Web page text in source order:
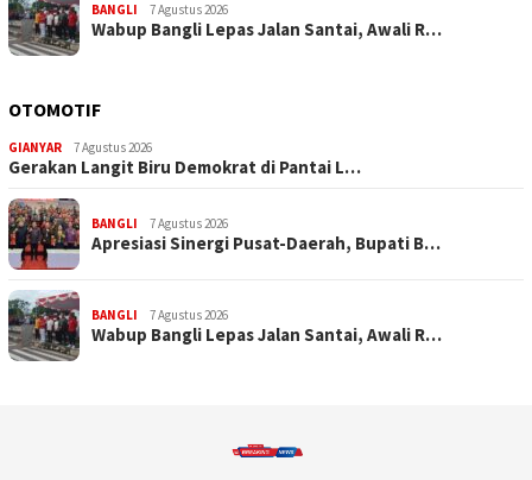
BANGLI 7 Agustus 2026
Wabup Bangli Lepas Jalan Santai, Awali R…
OTOMOTIF
GIANYAR 7 Agustus 2026
Gerakan Langit Biru Demokrat di Pantai L…
BANGLI 7 Agustus 2026
Apresiasi Sinergi Pusat-Daerah, Bupati B…
BANGLI 7 Agustus 2026
Wabup Bangli Lepas Jalan Santai, Awali R…